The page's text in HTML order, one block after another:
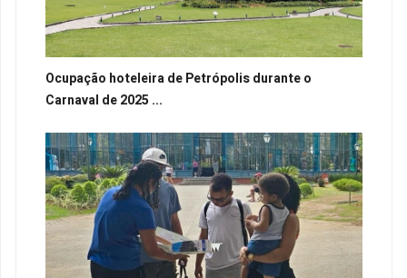
Ocupação hoteleira de Petrópolis durante o
Carnaval de 2025 ...